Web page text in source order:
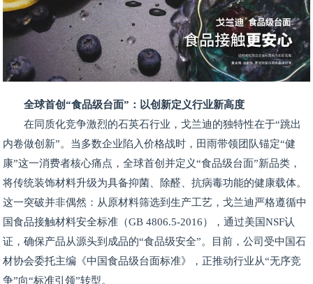
全球首创“食品级台面”：以创新定义行业新高度
在同质化竞争激烈的石英石行业，戈兰迪的独特性在于“跳出
内卷做创新”。当多数企业陷入价格战时，田雨带领团队锚定“健
康”这一消费者核心痛点，全球首创并定义“食品级台面”新品类，
将传统装饰材料升级为具备抑菌、除醛、抗病毒功能的健康载体。
这一突破并非偶然：从原材料筛选到生产工艺，戈兰迪严格遵循中
国食品接触材料安全标准（GB 4806.5-2016），通过美国NSF认
证，确保产品从源头到成品的“食品级安全”。目前，公司受中国石
材协会委托主编《中国食品级台面标准》，正推动行业从“无序竞
争”向“标准引领”转型。